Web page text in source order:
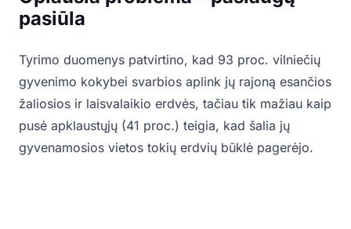
pasiūla
Tyrimo duomenys patvirtino, kad 93 proc. vilniečių
gyvenimo kokybei svarbios aplink jų rajoną esančios
žaliosios ir laisvalaikio erdvės, tačiau tik mažiau kaip
pusė apklaustųjų (41 proc.) teigia, kad šalia jų
gyvenamosios vietos tokių erdvių būklė pagerėjo.